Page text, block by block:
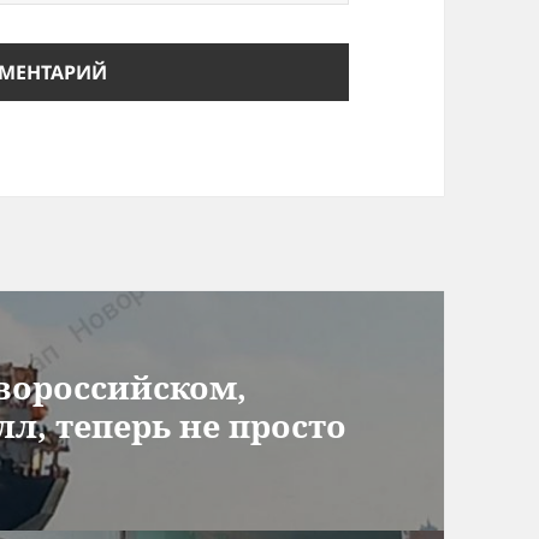
теперь не просто